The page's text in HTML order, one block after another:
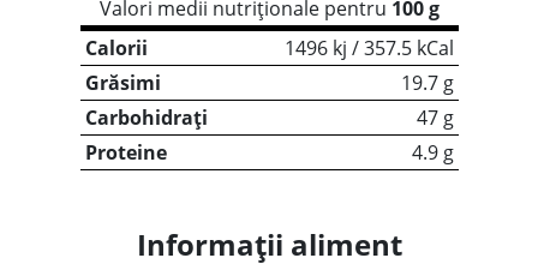
Valori medii nutriționale pentru 100 g
Calorii
1496 kj / 357.5 kCal
Grăsimi
19.7 g
Carbohidrați
47 g
Proteine
4.9 g
Informații aliment